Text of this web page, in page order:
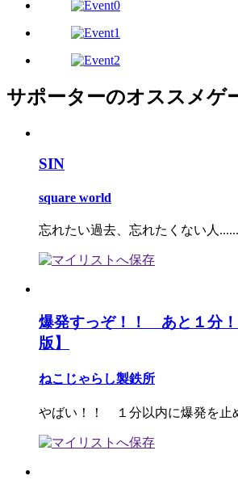
サポーターのオススメゲ
SIN
square world
忘れたい過去、忘れたくない人......
爆発すっぞ！！ あと１分
版】
ねこじゃらし製鉄所
やばい！！ １分以内に爆発を止